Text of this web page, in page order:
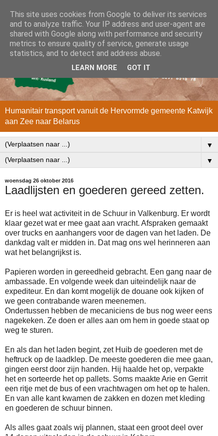
Humanitair transport vanuit de Hervormde gemeente Katwijk
aan Zee naar Belarus
▼
▼
woensdag 26 oktober 2016
Laadlijsten en goederen gereed zetten.
Er is heel wat activiteit in de Schuur in Valkenburg. Er wordt
klaar gezet wat er mee gaat aan vracht. Afspraken gemaakt
over trucks en aanhangers voor de dagen van het laden. De
dankdag valt er midden in. Dat mag ons wel herinneren aan
wat het belangrijkst is.
Papieren worden in gereedheid gebracht. Een gang naar de
ambassade. En volgende week dan uiteindelijk naar de
expediteur. En dan komt mogelijk de douane ook kijken of
we geen contrabande waren meenemen.
Ondertussen hebben de mecaniciens de bus nog weer eens
nagekeken. Ze doen er alles aan om hem in goede staat op
weg te sturen.
En als dan het laden begint, zet Huib de goederen met de
heftruck op de laadklep. De meeste goederen die mee gaan,
gingen eerst door zijn handen. Hij haalde het op, verpakte
het en sorteerde het op pallets. Soms maakte Arie en Gerrit
een ritje met de bus of een vrachtwagen om het op te halen.
En van alle kant kwamen de zakken en dozen met kleding
en goederen de schuur binnen.
Als alles gaat zoals wij plannen, staat een groot deel over
This site uses cookies from Google to deliver its services
and to analyze traffic. Your IP address and user-agent are
shared with Google along with performance and security
metrics to ensure quality of service, generate usage
statistics, and to detect and address abuse.
LEARN MORE GOT IT